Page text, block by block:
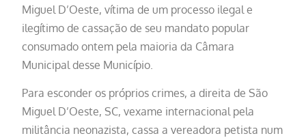
Miguel D’Oeste, vítima de um processo ilegal e
ilegítimo de cassação de seu mandato popular
consumado ontem pela maioria da Câmara
Municipal desse Município.
Para esconder os próprios crimes, a direita de São
Miguel D’Oeste, SC, vexame internacional pela
militância neonazista, cassa a vereadora petista num